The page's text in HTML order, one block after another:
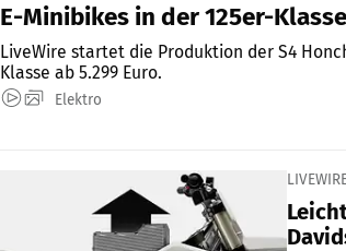
E-Minibikes in der 125er-
LiveWire startet die Produktion der S4
Klasse ab 5.299 Euro.
Elektro